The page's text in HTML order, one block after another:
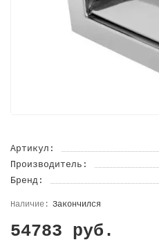
Артикул:
Производитель:
Бренд:
Закончился
54783 руб.